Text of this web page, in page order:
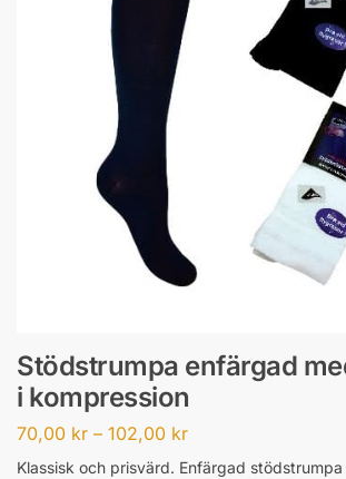
Stödstrumpa enfärgad
i kompression
70,00 kr – 102,00 kr
Klassisk och prisvärd. Enfärgad stödstrumpa